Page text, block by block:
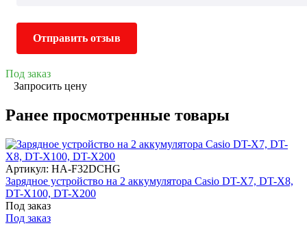
Отправить отзыв
Под заказ
Запросить цену
Ранее просмотренные товары
Артикул: HA-F32DCHG
Зарядное устройство на 2 аккумулятора Casio DT-X7, DT-X8,
DT-X100, DT-X200
Под заказ
Под заказ